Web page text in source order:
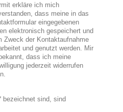
erkläre ich mich
dass meine in das
eingegebenen
elektronisch gespeichert und
Zweck der Kontaktaufnahme
und genutzt werden. Mir
dass ich meine
jederzeit widerrufen
bezeichnet sind, sind